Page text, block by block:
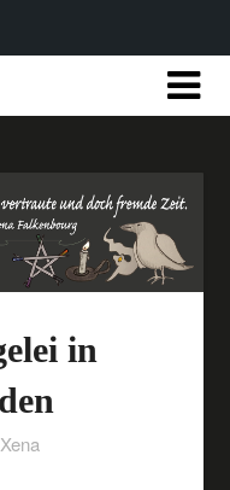
in